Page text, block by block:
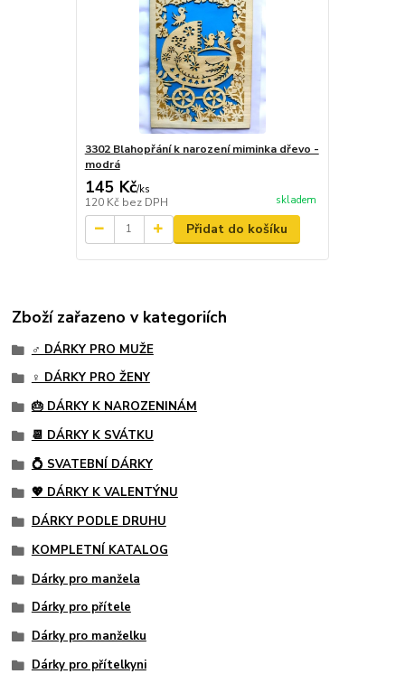
3302 Blahopřání k narození miminka dřevo -
modrá
145 Kč/ks
120 Kč bez DPH skladem
Přidat do košíku
Zboží zařazeno v kategoriích
♂️ DÁRKY PRO MUŽE
♀️ DÁRKY PRO ŽENY
🎂 DÁRKY K NAROZENINÁM
📆 DÁRKY K SVÁTKU
💍 SVATEBNÍ DÁRKY
💖 DÁRKY K VALENTÝNU
DÁRKY PODLE DRUHU
KOMPLETNÍ KATALOG
Dárky pro manžela
Dárky pro přítele
Dárky pro manželku
Dárky pro přítelkyni